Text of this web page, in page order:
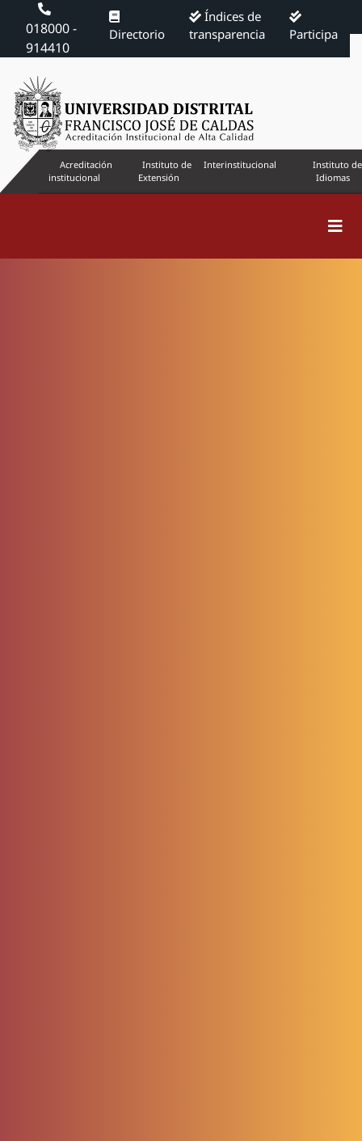
018000 -
914410
Directorio
Índices de
transparencia
Participa
Acreditación
institucional
Instituto de
Extensión
Interinstitucional
Instituto de
Idiomas